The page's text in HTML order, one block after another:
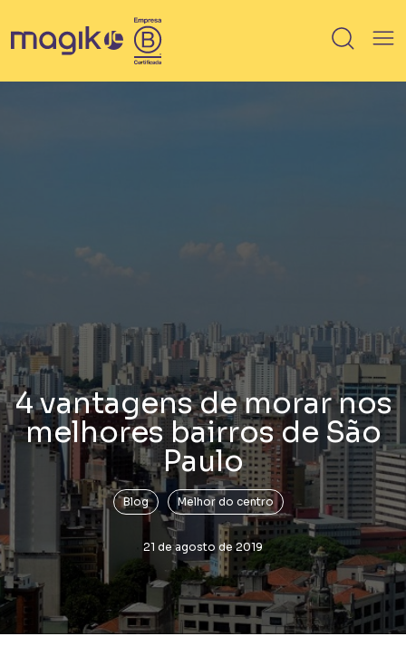
4 vantagens de morar nos
melhores bairros de São
Paulo
Blog Melhor do centro
21 de agosto de 2019
Saiba mais sobre HIS / HMP
Lançamento
Bem Viver Praça Fortunato